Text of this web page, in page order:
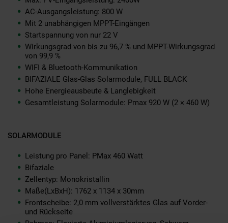
AC-Ausgangsleistung: 800 W
Mit 2 unabhängigen MPPT-Eingängen
Startspannung von nur 22 V
Wirkungsgrad von bis zu 96,7 % und MPPT-Wirkungsgrad
von 99,9 %
WIFI & Bluetooth-Kommunikation
BIFAZIALE Glas-Glas Solarmodule, FULL BLACK
Hohe Energieausbeute & Langlebigkeit
Gesamtleistung Solarmodule: Pmax 920 W (2 × 460 W)
SOLARMODULE
Leistung pro Panel: PMax 460 Watt
Bifaziale
Zellentyp: Monokristallin
Maße(LxBxH): 1762 x 1134 x 30mm
Frontscheibe: 2,0 mm vollverstärktes Glas auf Vorder-
und Rückseite